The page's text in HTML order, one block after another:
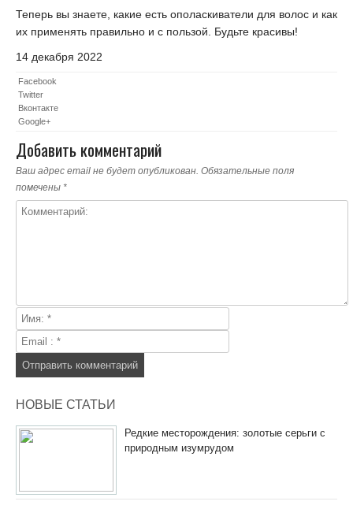
Теперь вы знаете, какие есть ополаскиватели для волос и как
их применять правильно и с пользой. Будьте красивы!
14 декабря 2022
Facebook
Twitter
Вконтакте
Google+
Добавить комментарий
Ваш адрес email не будет опубликован. Обязательные поля
помечены *
НОВЫЕ СТАТЬИ
Редкие месторождения: золотые серьги с
природным изумрудом